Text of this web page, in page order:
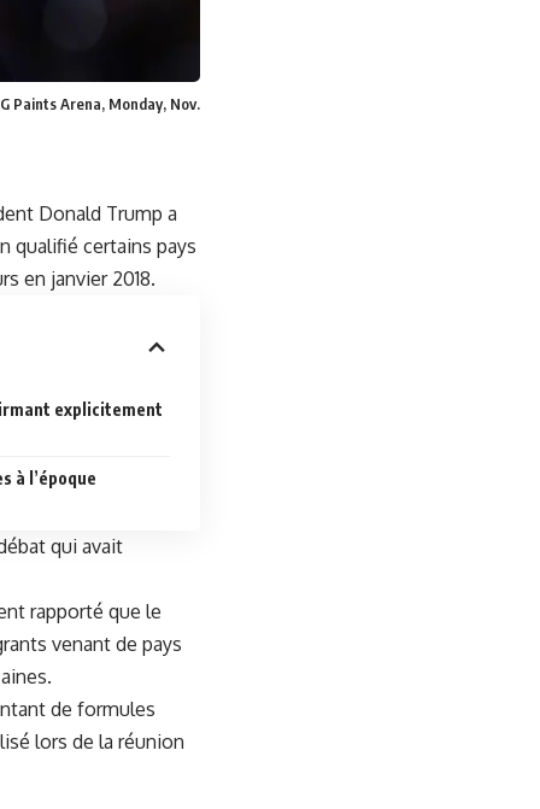
Paints Arena, Monday, Nov.
Donald Trump a
qualifié certains pays
en janvier 2018.
explicitement
à l’époque
qui avait
rapporté que le
venant de pays
de formules
lors de la réunion